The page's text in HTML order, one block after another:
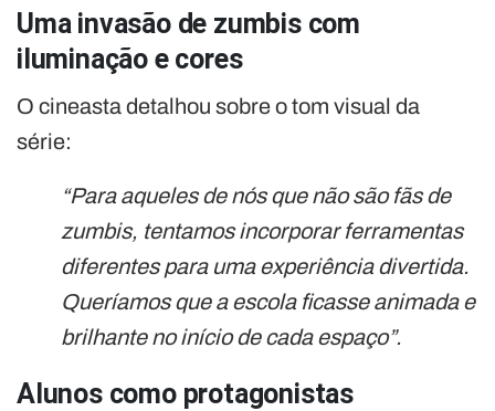
Uma invasão de zumbis com
iluminação e cores
O cineasta detalhou sobre o tom visual da
série:
“Para aqueles de nós que não são fãs de
zumbis, tentamos incorporar ferramentas
diferentes para uma experiência divertida.
Queríamos que a escola ficasse animada e
brilhante no início de cada espaço”.
Alunos como protagonistas